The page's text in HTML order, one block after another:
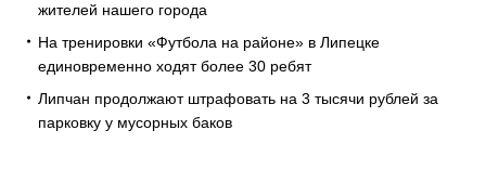
жителей нашего города
На тренировки «Футбола на районе» в Липецке
единовременно ходят более 30 ребят
Липчан продолжают штрафовать на 3 тысячи рублей за
парковку у мусорных баков